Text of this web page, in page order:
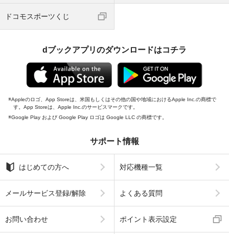
ドコモスポーツくじ
dブックアプリのダウンロードはコチラ
Appleのロゴ、App Storeは、米国もしくはその他の国や地域におけるApple Inc.の商標で
す。App Storeは、Apple Inc.のサービスマークです。
Google Play および Google Play ロゴは Google LLC の商標です。
サポート情報
はじめての方へ 対応機種一覧
メールサービス登録/解除 よくある質問
お問い合わせ ポイント表示設定